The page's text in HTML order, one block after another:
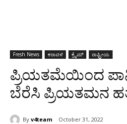
Fresh News ಕರಾವಳಿ ಕ್ರೈಮ್ ರಾಷ್ಟ್ರೀಯ
ಪ್ರಿಯತಮೆಯಿಂದ
ಬೆರೆಸಿ ಪ್ರಿಯತಮನ
By v4team October 31, 2022